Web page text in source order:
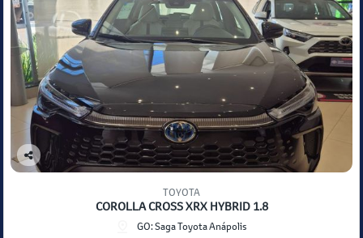
Co
TOYOTA
COROLLA CROSS XRX HYBRID 1.8
GO: Saga Toyota Anápolis